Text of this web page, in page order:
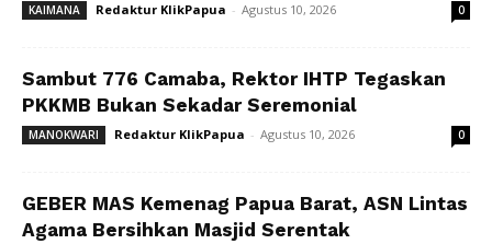
KAIMANA Redaktur KlikPapua - Agustus 10, 2026 0
Sambut 776 Camaba, Rektor IHTP Tegaskan
PKKMB Bukan Sekadar Seremonial
MANOKWARI Redaktur KlikPapua - Agustus 10, 2026 0
GEBER MAS Kemenag Papua Barat, ASN Lintas
Agama Bersihkan Masjid Serentak